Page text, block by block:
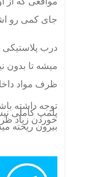
جای کمی رو
درب
میشه تا بدون
ظرف مواد
توجه داشته
پلمپ کاملی
خوردن زیاد
بیرون ریخته